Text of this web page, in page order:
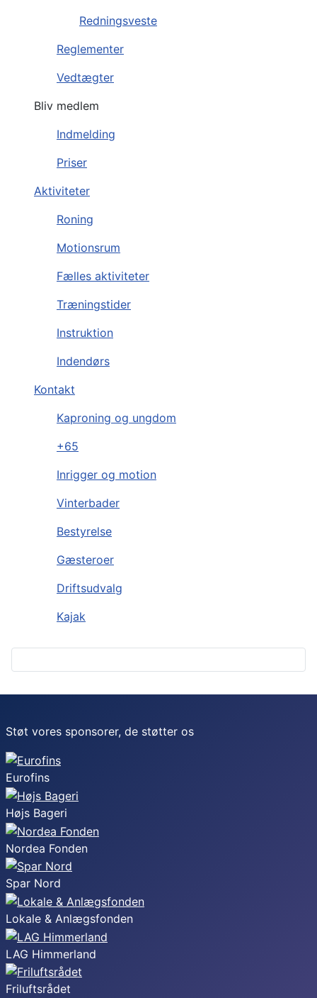
Redningsveste
Reglementer
Vedtægter
Bliv medlem
Indmelding
Priser
Aktiviteter
Roning
Motionsrum
Fælles aktiviteter
Træningstider
Instruktion
Indendørs
Kontakt
Kaproning og ungdom
+65
Inrigger og motion
Vinterbader
Bestyrelse
Gæsteroer
Driftsudvalg
Kajak
Støt vores sponsorer, de støtter os
Eurofins
Højs Bageri
Nordea Fonden
Spar Nord
Lokale & Anlægsfonden
LAG Himmerland
Friluftsrådet